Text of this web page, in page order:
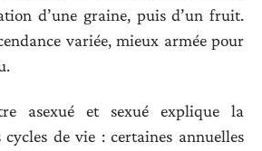
d’une graine, puis d’un fruit.
variée, mieux armée pour
asexué et sexué explique la
de vie : certaines annuelles